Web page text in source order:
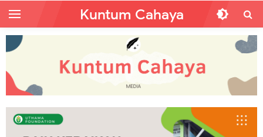
Kuntum Cahaya